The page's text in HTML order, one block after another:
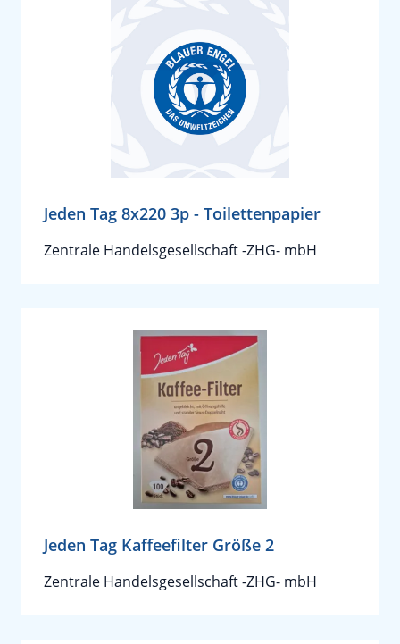
Jeden Tag 8x220 3p - Toilettenpapier
Zentrale Handelsgesellschaft -ZHG- mbH
Jeden Tag Kaffeefilter Größe 2
Zentrale Handelsgesellschaft -ZHG- mbH